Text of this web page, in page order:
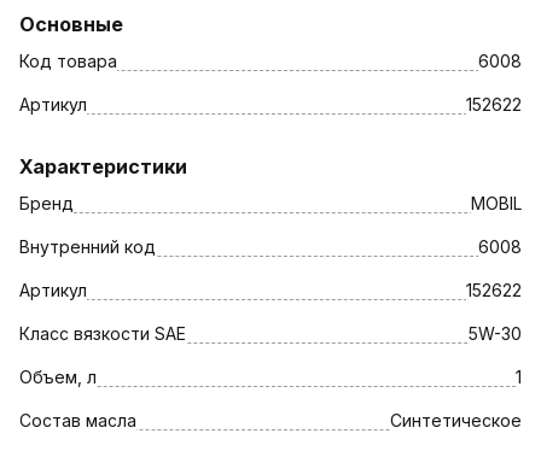
Основные
Код товара 6008
Артикул 152622
Характеристики
Бренд MOBIL
Внутренний код 6008
Артикул 152622
Класс вязкости SAE 5W-30
Объем, л 1
Состав масла Синтетическое